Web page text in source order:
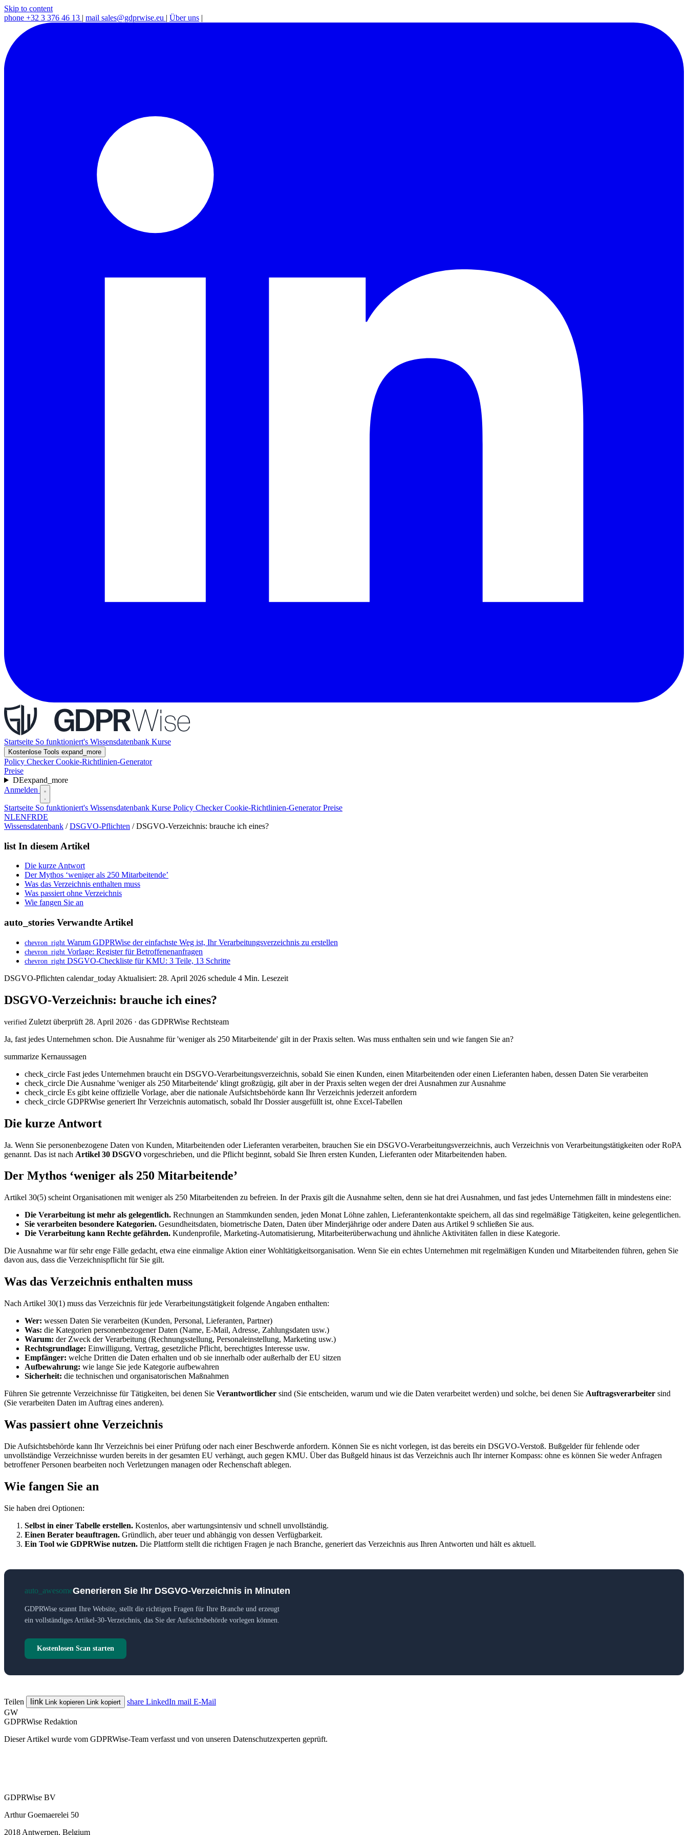
Skip to content
phone +32 3 376 46 13 | mail sales@gdprwise.eu | Über uns |
Startseite So funktioniert's Wissensdatenbank Kurse
Kostenlose Tools expand_more
Policy CheckerCookie-Richtlinien-Generator
Preise
DEexpand_more
Anmelden
Startseite So funktioniert's Wissensdatenbank Kurse Policy CheckerCookie-Richtlinien-GeneratorPreise
NLENFRDE
Wissensdatenbank / DSGVO-Pflichten / DSGVO-Verzeichnis: brauche ich eines?
list In diesem Artikel
Die kurze Antwort
Der Mythos ‘weniger als 250 Mitarbeitende’
Was das Verzeichnis enthalten muss
Was passiert ohne Verzeichnis
Wie fangen Sie an
auto_stories Verwandte Artikel
chevron_right Warum GDPRWise der einfachste Weg ist, Ihr Verarbeitungsverzeichnis zu erstellen
chevron_right Vorlage: Register für Betroffenenanfragen
chevron_right DSGVO-Checkliste für KMU: 3 Teile, 13 Schritte
DSGVO-Pflichten calendar_today Aktualisiert: 28. April 2026 schedule 4 Min. Lesezeit
DSGVO-Verzeichnis: brauche ich eines?
verified Zuletzt überprüft 28. April 2026 · das GDPRWise Rechtsteam
Ja, fast jedes Unternehmen schon. Die Ausnahme für 'weniger als 250 Mitarbeitende' gilt in der Praxis selten. Was muss enthalten sein und wie fangen Sie an?
summarize Kernaussagen
check_circle Fast jedes Unternehmen braucht ein DSGVO-Verarbeitungsverzeichnis, sobald Sie einen Kunden, einen Mitarbeitenden oder einen Lieferanten haben, dessen Daten Sie verarbeiten
check_circle Die Ausnahme 'weniger als 250 Mitarbeitende' klingt großzügig, gilt aber in der Praxis selten wegen der drei Ausnahmen zur Ausnahme
check_circle Es gibt keine offizielle Vorlage, aber die nationale Aufsichtsbehörde kann Ihr Verzeichnis jederzeit anfordern
check_circle GDPRWise generiert Ihr Verzeichnis automatisch, sobald Ihr Dossier ausgefüllt ist, ohne Excel-Tabellen
Die kurze Antwort
Ja. Wenn Sie personenbezogene Daten von Kunden, Mitarbeitenden oder Lieferanten verarbeiten, brauchen Sie ein DSGVO-Verarbeitungsverzeichnis, auch Verzeichnis von Verarbeitungstätigkeiten oder RoPA
genannt. Das ist nach Artikel 30 DSGVO vorgeschrieben, und die Pflicht beginnt, sobald Sie Ihren ersten Kunden, Lieferanten oder Mitarbeitenden haben.
Der Mythos ‘weniger als 250 Mitarbeitende’
Artikel 30(5) scheint Organisationen mit weniger als 250 Mitarbeitenden zu befreien. In der Praxis gilt die Ausnahme selten, denn sie hat drei Ausnahmen, und fast jedes Unternehmen fällt in mindestens eine:
Die Verarbeitung ist mehr als gelegentlich. Rechnungen an Stammkunden senden, jeden Monat Löhne zahlen, Lieferantenkontakte speichern, all das sind regelmäßige Tätigkeiten, keine gelegentlichen.
Sie verarbeiten besondere Kategorien. Gesundheitsdaten, biometrische Daten, Daten über Minderjährige oder andere Daten aus Artikel 9 schließen Sie aus.
Die Verarbeitung kann Rechte gefährden. Kundenprofile, Marketing-Automatisierung, Mitarbeiterüberwachung und ähnliche Aktivitäten fallen in diese Kategorie.
Die Ausnahme war für sehr enge Fälle gedacht, etwa eine einmalige Aktion einer Wohltätigkeitsorganisation. Wenn Sie ein echtes Unternehmen mit regelmäßigen Kunden und Mitarbeitenden führen, gehen Sie
davon aus, dass die Verzeichnispflicht für Sie gilt.
Was das Verzeichnis enthalten muss
Nach Artikel 30(1) muss das Verzeichnis für jede Verarbeitungstätigkeit folgende Angaben enthalten:
Wer: wessen Daten Sie verarbeiten (Kunden, Personal, Lieferanten, Partner)
Was: die Kategorien personenbezogener Daten (Name, E-Mail, Adresse, Zahlungsdaten usw.)
Warum: der Zweck der Verarbeitung (Rechnungsstellung, Personaleinstellung, Marketing usw.)
Rechtsgrundlage: Einwilligung, Vertrag, gesetzliche Pflicht, berechtigtes Interesse usw.
Empfänger: welche Dritten die Daten erhalten und ob sie innerhalb oder außerhalb der EU sitzen
Aufbewahrung: wie lange Sie jede Kategorie aufbewahren
Sicherheit: die technischen und organisatorischen Maßnahmen
Führen Sie getrennte Verzeichnisse für Tätigkeiten, bei denen Sie Verantwortlicher sind (Sie entscheiden, warum und wie die Daten verarbeitet werden) und solche, bei denen Sie Auftragsverarbeiter sind
(Sie verarbeiten Daten im Auftrag eines anderen).
Was passiert ohne Verzeichnis
Die Aufsichtsbehörde kann Ihr Verzeichnis bei einer Prüfung oder nach einer Beschwerde anfordern. Können Sie es nicht vorlegen, ist das bereits ein DSGVO-Verstoß. Bußgelder für fehlende oder
unvollständige Verzeichnisse wurden bereits in der gesamten EU verhängt, auch gegen KMU. Über das Bußgeld hinaus ist das Verzeichnis auch Ihr interner Kompass: ohne es können Sie weder Anfragen
betroffener Personen bearbeiten noch Verletzungen managen oder Rechenschaft ablegen.
Wie fangen Sie an
Sie haben drei Optionen:
Selbst in einer Tabelle erstellen. Kostenlos, aber wartungsintensiv und schnell unvollständig.
Einen Berater beauftragen. Gründlich, aber teuer und abhängig von dessen Verfügbarkeit.
Ein Tool wie GDPRWise nutzen. Die Plattform stellt die richtigen Fragen je nach Branche, generiert das Verzeichnis aus Ihren Antworten und hält es aktuell.
auto_awesomeGenerieren Sie Ihr DSGVO-Verzeichnis in Minuten
GDPRWise scannt Ihre Website, stellt die richtigen Fragen für Ihre Branche und erzeugt
ein vollständiges Artikel-30-Verzeichnis, das Sie der Aufsichtsbehörde vorlegen können.
Kostenlosen Scan starten
Teilen link Link kopieren Link kopiert share LinkedIn mail E-Mail
GW
GDPRWise Redaktion
Dieser Artikel wurde vom GDPRWise-Team verfasst und von unseren Datenschutzexperten geprüft.
GDPRWise BV
Arthur Goemaerelei 50
2018 Antwerpen, Belgium